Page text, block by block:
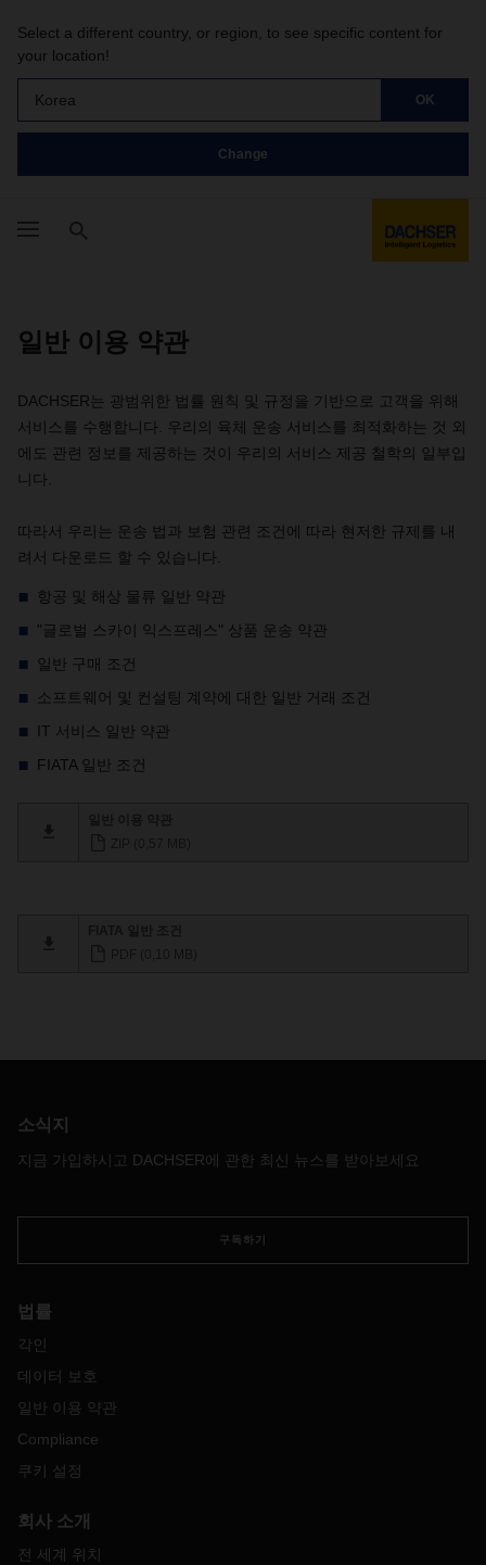
Select a different country, or region, to see specific content for
your location!
Korea OK
Change
일반 이용 약관
DACHSER는 광범위한 법률 원칙 및 규정을 기반으로 고객을 위해
서비스를 수행합니다. 우리의 육체 운송 서비스를 최적화하는 것 외
에도 관련 정보를 제공하는 것이 우리의 서비스 제공 철학의 일부입
니다.
따라서 우리는 운송 법과 보험 관련 조건에 따라 현저한 규제를 내
려서 다운로드 할 수 있습니다.
항공 및 해상 물류 일반 약관
"글로벌 스카이 익스프레스" 상품 운송 약관
일반 구매 조건
소프트웨어 및 컨설팅 계약에 대한 일반 거래 조건
IT 서비스 일반 약관
FIATA 일반 조건
소식지
지금 가입하시고 DACHSER에 관한 최신 뉴스를 받아보세요
구독하기
법률
각인
데이터 보호
일반 이용 약관
Compliance
쿠키 설정
회사 소개
전 세계 위치